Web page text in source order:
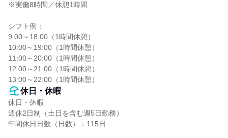
※実働8時間／休憩1時間
シフト例：
9:00～18:00（1時間休憩）
10:00～19:00（1時間休憩）
11:00～20:00（1時間休憩）
12:00～21:00（1時間休憩）
13:00～22:00（1時間休憩）
休日・休暇
休日・休暇
週休2日制（土日を含む週5日勤務）
年間休日日数（日数）：115日